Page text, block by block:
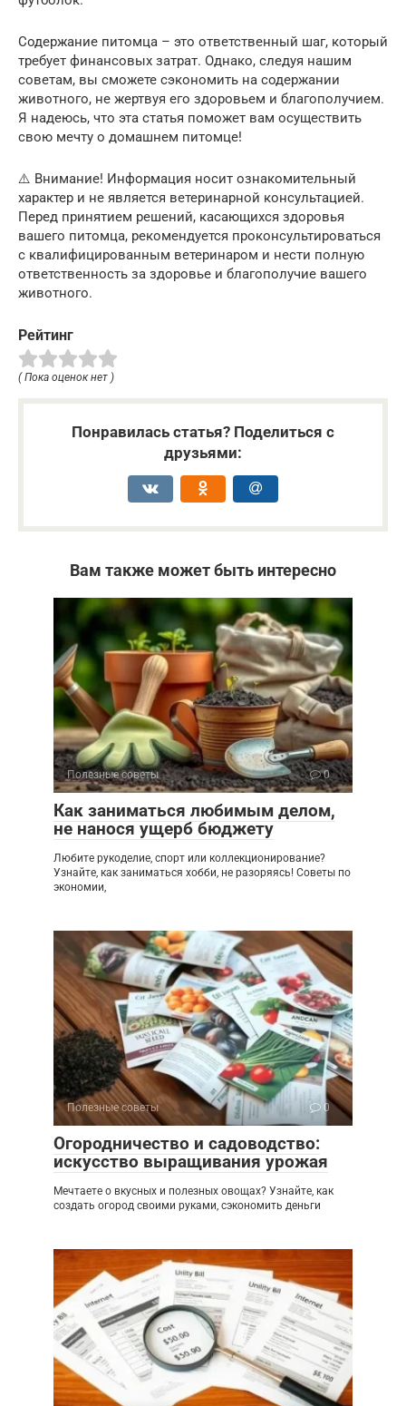
Содержание питомца – это ответственный шаг, который
требует финансовых затрат. Однако, следуя нашим
советам, вы сможете сэкономить на содержании
животного, не жертвуя его здоровьем и благополучием.
Я надеюсь, что эта статья поможет вам осуществить
свою мечту о домашнем питомце!
⚠️ Внимание! Информация носит ознакомительный
характер и не является ветеринарной консультацией.
Перед принятием решений, касающихся здоровья
вашего питомца, рекомендуется проконсультироваться
с квалифицированным ветеринаром и нести полную
ответственность за здоровье и благополучие вашего
животного.
Рейтинг
( Пока оценок нет )
Понравилась статья? Поделиться с
друзьями:
Вам также может быть интересно
Полезные советы 0
Как заниматься любимым делом,
не нанося ущерб бюджету
Любите рукоделие, спорт или коллекционирование?
Узнайте, как заниматься хобби, не разоряясь! Советы по
экономии,
Полезные советы 0
Огородничество и садоводство:
искусство выращивания урожая
Мечтаете о вкусных и полезных овощах? Узнайте, как
создать огород своими руками, сэкономить деньги